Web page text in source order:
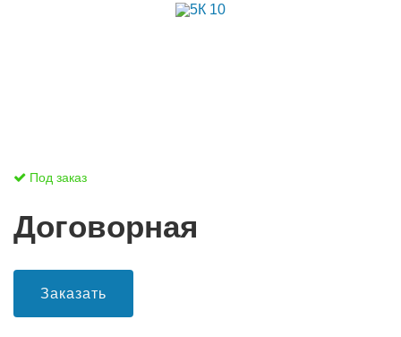
Под заказ
Договорная
Заказать